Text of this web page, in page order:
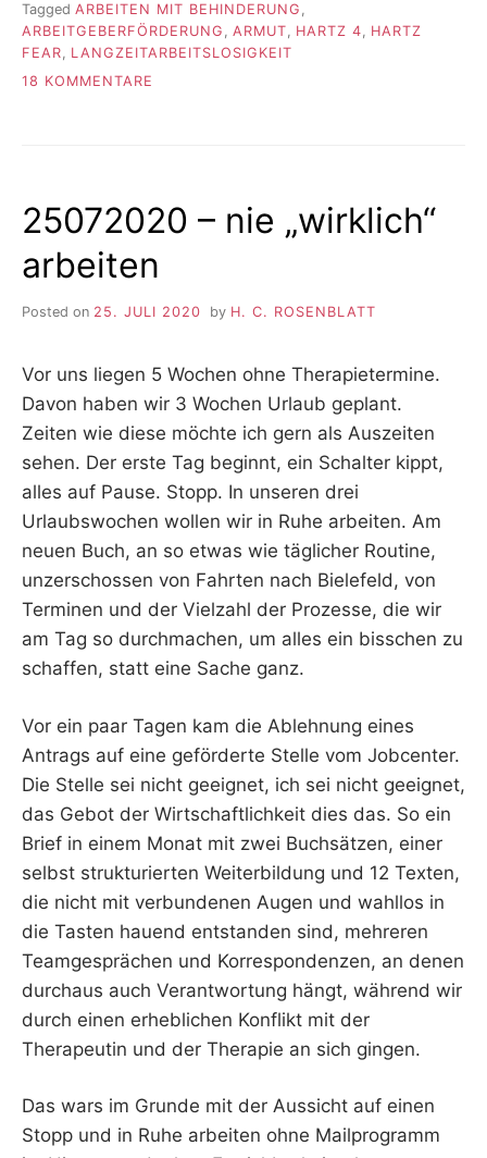
Tagged ARBEITEN MIT BEHINDERUNG ,
ARBEITGEBERFÖRDERUNG , ARMUT, HARTZ 4, HARTZ
FEAR, LANGZEITARBEITSLOSIGKEIT
18 KOMMENTARE
25072020 – nie „wirklich“
arbeiten
Posted on 25. JULI 2020 by H. C. ROSENBLATT
Vor uns liegen 5 Wochen ohne Therapietermine.
Davon haben wir 3 Wochen Urlaub geplant.
Zeiten wie diese möchte ich gern als Auszeiten
sehen. Der erste Tag beginnt, ein Schalter kippt,
alles auf Pause. Stopp. In unseren drei
Urlaubswochen wollen wir in Ruhe arbeiten. Am
neuen Buch, an so etwas wie täglicher Routine,
unzerschossen von Fahrten nach Bielefeld, von
Terminen und der Vielzahl der Prozesse, die wir
am Tag so durchmachen, um alles ein bisschen zu
schaffen, statt eine Sache ganz.
Vor ein paar Tagen kam die Ablehnung eines
Antrags auf eine geförderte Stelle vom Jobcenter.
Die Stelle sei nicht geeignet, ich sei nicht geeignet,
das Gebot der Wirtschaftlichkeit dies das. So ein
Brief in einem Monat mit zwei Buchsätzen, einer
selbst strukturierten Weiterbildung und 12 Texten,
die nicht mit verbundenen Augen und wahllos in
die Tasten hauend entstanden sind, mehreren
Teamgesprächen und Korrespondenzen, an denen
durchaus auch Verantwortung hängt, während wir
durch einen erheblichen Konflikt mit der
Therapeutin und der Therapie an sich gingen.
Das wars im Grunde mit der Aussicht auf einen
Stopp und in Ruhe arbeiten ohne Mailprogramm